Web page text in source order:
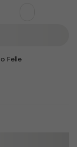
Felle